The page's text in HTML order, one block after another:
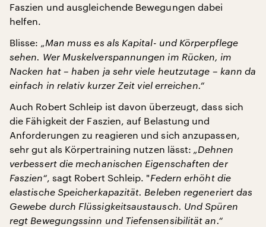
Faszien und ausgleichende Bewegungen dabei
helfen.
Blisse: „Man muss es als Kapital- und Körperpflege
sehen. Wer Muskelverspannungen im Rücken, im
Nacken hat – haben ja sehr viele heutzutage – kann da
einfach in relativ kurzer Zeit viel erreichen.“
Auch Robert Schleip ist davon überzeugt, dass sich
die Fähigkeit der Faszien, auf Belastung und
Anforderungen zu reagieren und sich anzupassen,
sehr gut als Körpertraining nutzen lässt: „Dehnen
verbessert die mechanischen Eigenschaften der
Faszien“, sagt Robert Schleip. "Federn erhöht die
elastische Speicherkapazität. Beleben regeneriert das
Gewebe durch Flüssigkeitsaustausch. Und Spüren
regt Bewegungssinn und Tiefensensibilität an.“